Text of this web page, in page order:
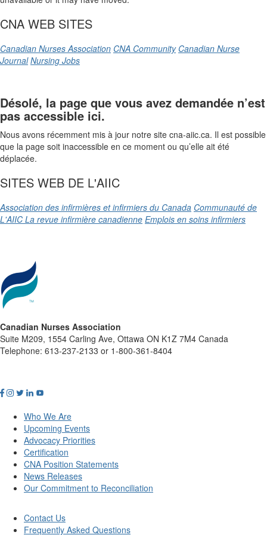
CNA WEB SITES
Canadian Nurses Association CNA Community Canadian Nurse
Journal Nursing Jobs
Désolé, la page que vous avez demandée n’est
pas accessible ici.
Nous avons récemment mis à jour notre site cna-aiic.ca. Il est possible
que la page soit inaccessible en ce moment ou qu’elle ait été
déplacée.
SITES WEB DE L'AIIC
Association des infirmières et infirmiers du Canada Communauté de
L'AIIC La revue infirmière canadienne Emplois en soins infirmiers
Canadian Nurses Association
Suite M209, 1554 Carling Ave, Ottawa ON K1Z 7M4 Canada
Telephone: 613-237-2133 or 1-800-361-8404
Who We Are
Upcoming Events
Advocacy Priorities
Certification
CNA Position Statements
News Releases
Our Commitment to Reconciliation
Contact Us
Frequently Asked Questions